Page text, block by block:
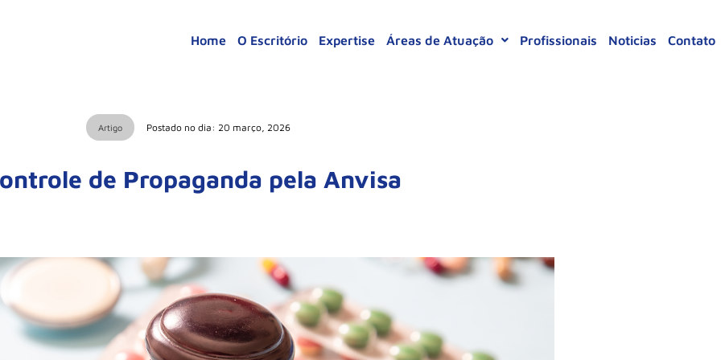
Home O Escritório Expertise Áreas de Atuação Profissionais Noticias Contato
Artigo Postado no dia: 20 março, 2026
de Propaganda pela Anvisa